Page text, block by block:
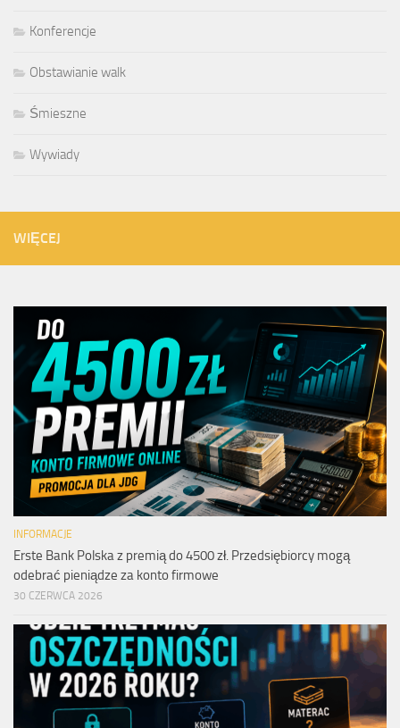
Konferencje
Obstawianie walk
Śmieszne
Wywiady
WIĘCEJ
INFORMACJE
Erste Bank Polska z premią do 4500 zł. Przedsiębiorcy mogą
odebrać pieniądze za konto firmowe
30 CZERWCA 2026